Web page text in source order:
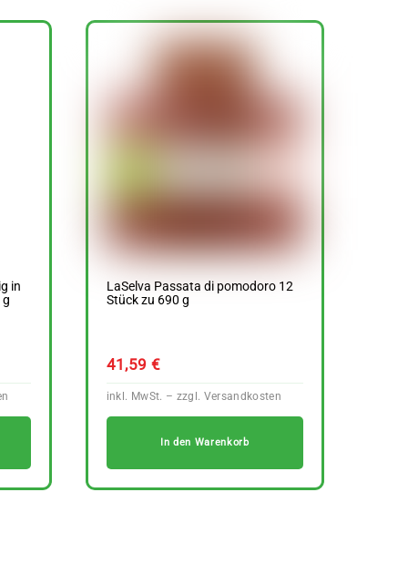
in
LaSelva Passata di pomodoro 12
Stück zu 690 g
41,59 €
In den Warenkorb